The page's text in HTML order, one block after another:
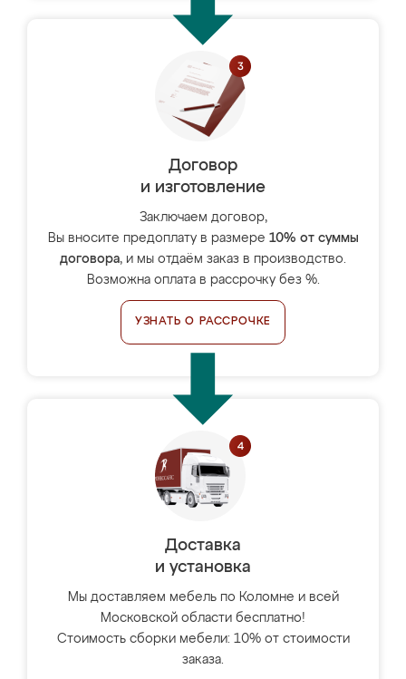
Договор
и изготовление
Заключаем договор,
Вы вносите предоплату в размере 10% от суммы
договора, и мы отдаём заказ в производство.
Возможна оплата в рассрочку без %.
УЗНАТЬ О РАССРОЧКЕ
Доставка
и установка
Мы доставляем мебель по Коломне и всей
Московской области бесплатно!
Стоимость сборки мебели: 10% от стоимости
заказа.